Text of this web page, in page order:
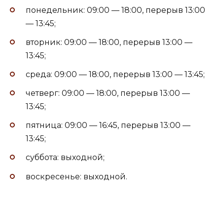
понедельник: 09:00 — 18:00, перерыв 13:00
— 13:45;
вторник: 09:00 — 18:00, перерыв 13:00 —
13:45;
среда: 09:00 — 18:00, перерыв 13:00 — 13:45;
четверг: 09:00 — 18:00, перерыв 13:00 —
13:45;
пятница: 09:00 — 16:45, перерыв 13:00 —
13:45;
суббота: выходной;
воскресенье: выходной.